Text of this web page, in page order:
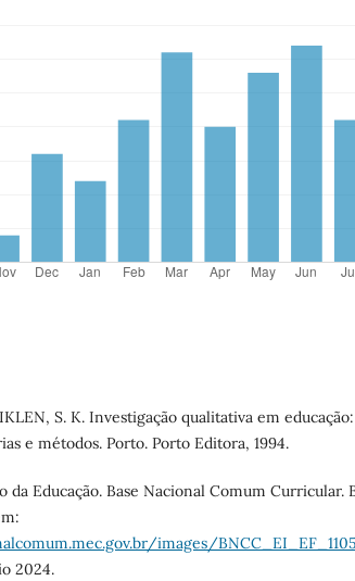
S. K. Investigação qualitativa em
e métodos. Porto. Porto Editora, 1994.
da Educação. Base Nacional Comum Curricular.
images/
2024.